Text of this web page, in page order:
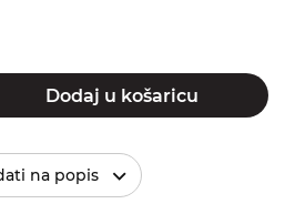
Dodaj u košaricu
na popis